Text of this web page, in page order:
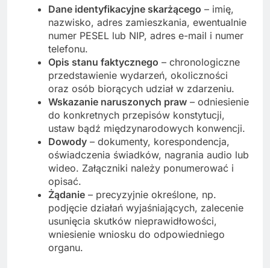
Dane identyfikacyjne skarżącego – imię,
nazwisko, adres zamieszkania, ewentualnie
numer PESEL lub NIP, adres e-mail i numer
telefonu.
Opis stanu faktycznego – chronologiczne
przedstawienie wydarzeń, okoliczności
oraz osób biorących udział w zdarzeniu.
Wskazanie naruszonych praw – odniesienie
do konkretnych przepisów konstytucji,
ustaw bądź międzynarodowych konwencji.
Dowody – dokumenty, korespondencja,
oświadczenia świadków, nagrania audio lub
wideo. Załączniki należy ponumerować i
opisać.
Żądanie – precyzyjnie określone, np.
podjęcie działań wyjaśniających, zalecenie
usunięcia skutków nieprawidłowości,
wniesienie wniosku do odpowiedniego
organu.